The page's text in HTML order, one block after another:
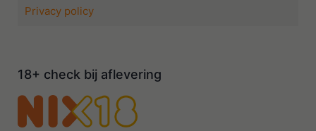
Privacy policy
18+ check bij aflevering